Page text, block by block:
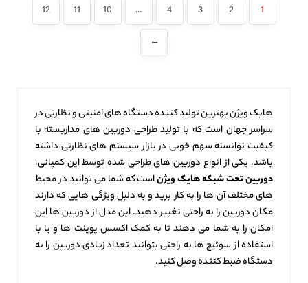
1
2
3
4
…
10
11
12
←
هایک ویژن بهترین تولید کننده دستگاه‌ های امنیتی و نظارتی در
سراسر جهان است که با تولید طراحی دوربین‌ های مداربسته با
کیفیت توانسته سهم خوبی در بازار سیستم‌ های نظارتی داشته
باشد. یکی از انواع دوربین‌ های طراحی شده توسط این کمپانی،
دوربین تحت شبکه هایک ویژناست که شما می توانید در محیط‌
های مختلف آن ها را به کار برید و به دلیل ویژگی‌ هایی که دارند
مکان دوربین را به راحتی تغییر دهید. این مدل از دوربین‌ ها این
امکان را به شما می‌ دهند تا به کمک اکسس پوینت‌ ها و یا با
استفاده از سوئیچ‌ ها به راحتی بتوانید تعداد زیادی دوربین را به
دستگاه ضبط کننده وصل کنید.